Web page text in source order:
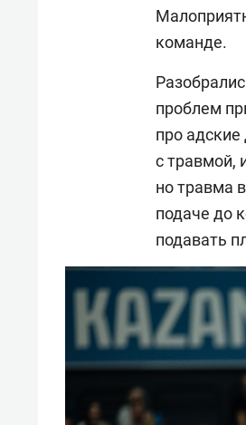
команде.
проблем
про
с травмой,
но травма
подаче до
подавать